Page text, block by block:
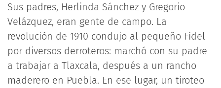
Sus padres, Herlinda Sánchez y Gregorio
Velázquez, eran gente de campo. La
revolución de 1910 condujo al pequeño Fidel
por diversos derroteros: marchó con su padre
a trabajar a Tlaxcala, después a un rancho
maderero en Puebla. En ese lugar, un tiroteo